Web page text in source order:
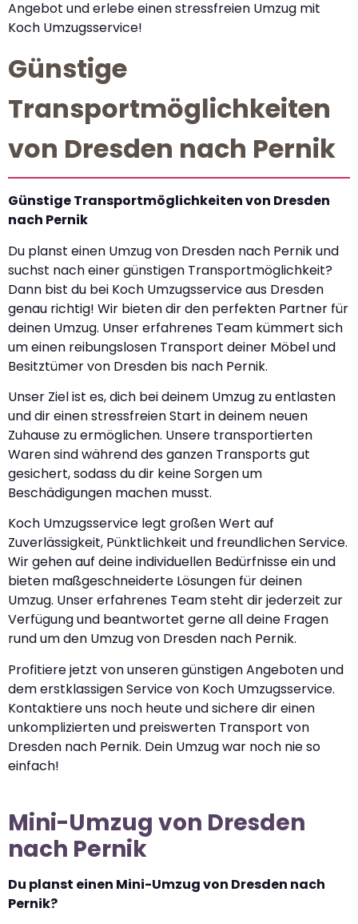
Angebot und erlebe einen stressfreien Umzug mit
Koch Umzugsservice!
Günstige
Transportmöglichkeiten
von Dresden nach Pernik
Günstige Transportmöglichkeiten von Dresden
nach Pernik
Du planst einen Umzug von Dresden nach Pernik und
suchst nach einer günstigen Transportmöglichkeit?
Dann bist du bei Koch Umzugsservice aus Dresden
genau richtig! Wir bieten dir den perfekten Partner für
deinen Umzug. Unser erfahrenes Team kümmert sich
um einen reibungslosen Transport deiner Möbel und
Besitztümer von Dresden bis nach Pernik.
Unser Ziel ist es, dich bei deinem Umzug zu entlasten
und dir einen stressfreien Start in deinem neuen
Zuhause zu ermöglichen. Unsere transportierten
Waren sind während des ganzen Transports gut
gesichert, sodass du dir keine Sorgen um
Beschädigungen machen musst.
Koch Umzugsservice legt großen Wert auf
Zuverlässigkeit, Pünktlichkeit und freundlichen Service.
Wir gehen auf deine individuellen Bedürfnisse ein und
bieten maßgeschneiderte Lösungen für deinen
Umzug. Unser erfahrenes Team steht dir jederzeit zur
Verfügung und beantwortet gerne all deine Fragen
rund um den Umzug von Dresden nach Pernik.
Profitiere jetzt von unseren günstigen Angeboten und
dem erstklassigen Service von Koch Umzugsservice.
Kontaktiere uns noch heute und sichere dir einen
unkomplizierten und preiswerten Transport von
Dresden nach Pernik. Dein Umzug war noch nie so
einfach!
Mini-Umzug von Dresden
nach Pernik
Du planst einen Mini-Umzug von Dresden nach
Pernik?